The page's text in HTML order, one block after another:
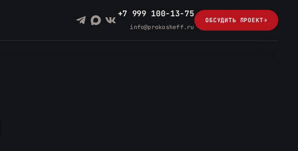
+7 999 100-13-75
info@prokosheff.ru
ОБСУДИТЬ ПРОЕКТ→